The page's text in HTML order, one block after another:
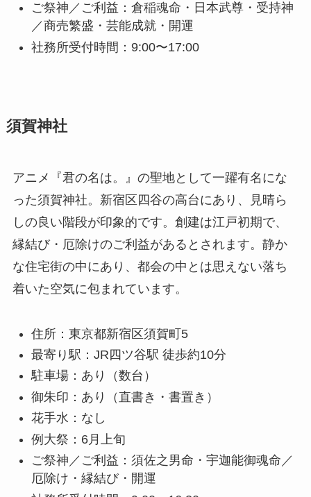
ご祭神／ご利益：倉稲魂命・日本武尊・受持神
／商売繁盛・芸能成就・開運
社務所受付時間：9:00〜17:00
須賀神社
アニメ『君の名は。』の聖地として一躍有名にな
った須賀神社。新宿区四谷の高台にあり、見晴ら
しの良い階段が印象的です。創建は江戸初期で、
縁結び・厄除けのご利益があるとされます。静か
な住宅街の中にあり、都会の中とは思えない落ち
着いた空気に包まれています。
住所：東京都新宿区須賀町5
最寄り駅：JR四ツ谷駅 徒歩約10分
駐車場：あり（数台）
御朱印：あり（直書き・書置き）
花手水：なし
例大祭：6月上旬
ご祭神／ご利益：須佐之男命・宇迦能御魂命／
厄除け・縁結び・開運